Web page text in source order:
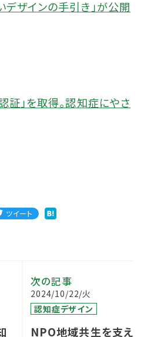
ザインの手引き」が公開
証」を取得。認知症にやさ
ツイート
次の記事
2024/10/22/火
認知症デザイン
NPO地域共生を支え